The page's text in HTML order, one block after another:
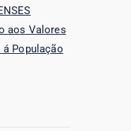
aos Valores
á População